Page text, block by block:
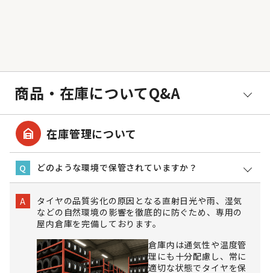
商品・在庫についてQ&A
garage_home 在庫管理について
Q どのような環境で保管されていますか？
A
タイヤの品質劣化の原因となる直射日光や雨、湿気
などの自然環境の影響を徹底的に防ぐため、専用の
屋内倉庫を完備しております。
倉庫内は通気性や温度管
理にも十分配慮し、常に
適切な状態でタイヤを保